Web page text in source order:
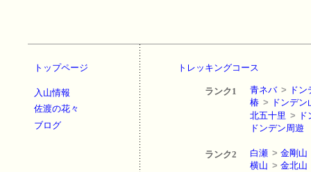
トップページ
入山情報
佐渡の花々
ブログ
トレッキングコース
ランク1 青ネバ > ド
椿 > ドンデン
北五十里 >
ドンデン周遊
ランク2 白瀬 > 金剛山
横山 > 金北山